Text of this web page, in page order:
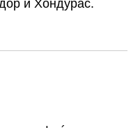
и Хондурас.